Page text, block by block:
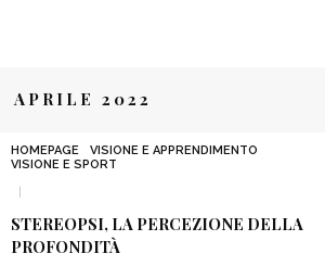
APRILE 2022
HOMEPAGE
VISIONE E APPRENDIMENTO
VISIONE E SPORT
STEREOPSI, LA PERCEZIONE DELLA
PROFONDITÀ